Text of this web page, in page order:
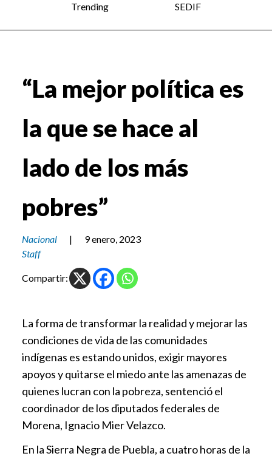
Trending
SEDIF
“La mejor política es
la que se hace al
lado de los más
pobres”
Nacional |
9 enero, 2023
Staff
Compartir:
La forma de transformar la realidad y mejorar las
condiciones de vida de las comunidades
indígenas es estando unidos, exigir mayores
apoyos y quitarse el miedo ante las amenazas de
quienes lucran con la pobreza, sentenció el
coordinador de los diputados federales de
Morena, Ignacio Mier Velazco.
En la Sierra Negra de Puebla, a cuatro horas de la